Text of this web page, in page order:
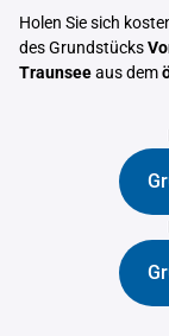
Holen Sie sich
des Grundstücks
Traunseeaus dem